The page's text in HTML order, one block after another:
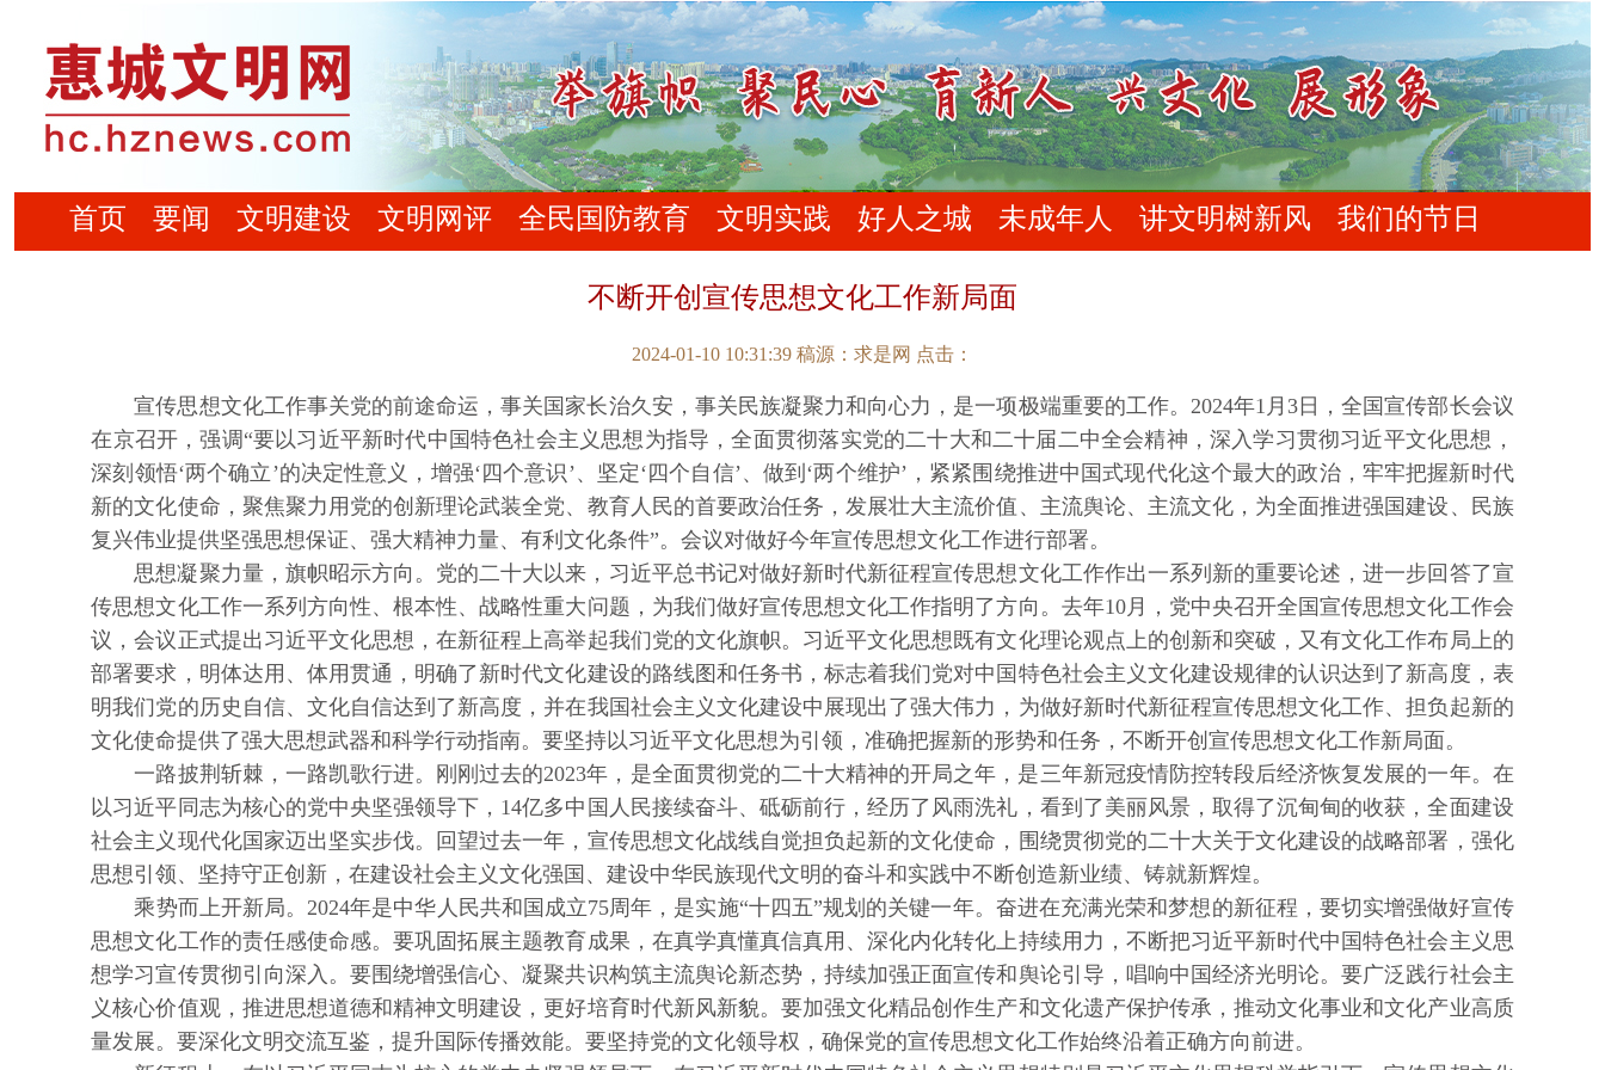
首页 要闻 文明建设 文明网评 全民国防教育 文明实践 好人之城 未成年人 讲文明树新风 我们的节日
不断开创宣传思想文化工作新局面
2024-01-10 10:31:39 稿源：求是网 点击：
宣传思想文化工作事关党的前途命运，事关国家长治久安，事关民族凝聚力和向心力，是一项极端重要的工作。2024年1月3日，全国宣传部长会议
在京召开，强调“要以习近平新时代中国特色社会主义思想为指导，全面贯彻落实党的二十大和二十届二中全会精神，深入学习贯彻习近平文化思想，
深刻领悟‘两个确立’的决定性意义，增强‘四个意识’、坚定‘四个自信’、做到‘两个维护’，紧紧围绕推进中国式现代化这个最大的政治，牢牢把握新时代
新的文化使命，聚焦聚力用党的创新理论武装全党、教育人民的首要政治任务，发展壮大主流价值、主流舆论、主流文化，为全面推进强国建设、民族
复兴伟业提供坚强思想保证、强大精神力量、有利文化条件”。会议对做好今年宣传思想文化工作进行部署。
思想凝聚力量，旗帜昭示方向。党的二十大以来，习近平总书记对做好新时代新征程宣传思想文化工作作出一系列新的重要论述，进一步回答了宣
传思想文化工作一系列方向性、根本性、战略性重大问题，为我们做好宣传思想文化工作指明了方向。去年10月，党中央召开全国宣传思想文化工作会
议，会议正式提出习近平文化思想，在新征程上高举起我们党的文化旗帜。习近平文化思想既有文化理论观点上的创新和突破，又有文化工作布局上的
部署要求，明体达用、体用贯通，明确了新时代文化建设的路线图和任务书，标志着我们党对中国特色社会主义文化建设规律的认识达到了新高度，表
明我们党的历史自信、文化自信达到了新高度，并在我国社会主义文化建设中展现出了强大伟力，为做好新时代新征程宣传思想文化工作、担负起新的
文化使命提供了强大思想武器和科学行动指南。要坚持以习近平文化思想为引领，准确把握新的形势和任务，不断开创宣传思想文化工作新局面。
一路披荆斩棘，一路凯歌行进。刚刚过去的2023年，是全面贯彻党的二十大精神的开局之年，是三年新冠疫情防控转段后经济恢复发展的一年。在
以习近平同志为核心的党中央坚强领导下，14亿多中国人民接续奋斗、砥砺前行，经历了风雨洗礼，看到了美丽风景，取得了沉甸甸的收获，全面建设
社会主义现代化国家迈出坚实步伐。回望过去一年，宣传思想文化战线自觉担负起新的文化使命，围绕贯彻党的二十大关于文化建设的战略部署，强化
思想引领、坚持守正创新，在建设社会主义文化强国、建设中华民族现代文明的奋斗和实践中不断创造新业绩、铸就新辉煌。
乘势而上开新局。2024年是中华人民共和国成立75周年，是实施“十四五”规划的关键一年。奋进在充满光荣和梦想的新征程，要切实增强做好宣传
思想文化工作的责任感使命感。要巩固拓展主题教育成果，在真学真懂真信真用、深化内化转化上持续用力，不断把习近平新时代中国特色社会主义思
想学习宣传贯彻引向深入。要围绕增强信心、凝聚共识构筑主流舆论新态势，持续加强正面宣传和舆论引导，唱响中国经济光明论。要广泛践行社会主
义核心价值观，推进思想道德和精神文明建设，更好培育时代新风新貌。要加强文化精品创作生产和文化遗产保护传承，推动文化事业和文化产业高质
量发展。要深化文明交流互鉴，提升国际传播效能。要坚持党的文化领导权，确保党的宣传思想文化工作始终沿着正确方向前进。